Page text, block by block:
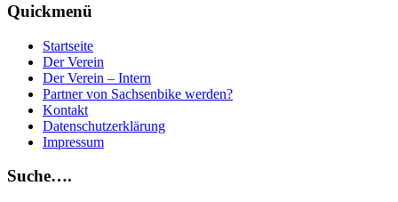
Quickmenü
Startseite
Der Verein
Der Verein – Intern
Partner von Sachsenbike werden?
Kontakt
Datenschutzerklärung
Impressum
Suche….